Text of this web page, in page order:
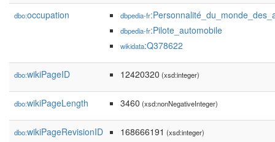
dbo:occupation dbpedia-fr
dbpedia-fr:Pilote_automobile
wikidata:Q378622
dbo:wikiPageID 12420320 (xsd:integer)
dbo:wikiPageLength 3460 (xsd:nonNegativeInteger)
dbo:wikiPageRevisionID 168666191 (xsd:integer)